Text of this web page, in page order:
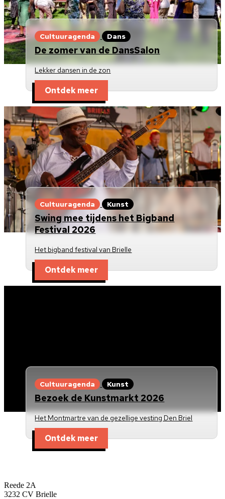
Cultuuragenda Dans
De zomer van de DansSalon
Lekker dansen in de zon
Ontdek meer
Cultuuragenda Kunst
Swing mee tijdens het Bigband
Festival 2026
Het bigband festival van Brielle
Ontdek meer
Cultuuragenda Kunst
Bezoek de Kunstmarkt 2026
Het Montmartre van de gezellige vesting Den Briel
Ontdek meer
Reede 2A
3232 CV Brielle